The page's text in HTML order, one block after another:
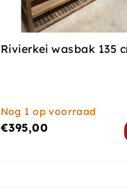
Rivierkei wasbak 135
Nog 1 op voorraad
€395,00